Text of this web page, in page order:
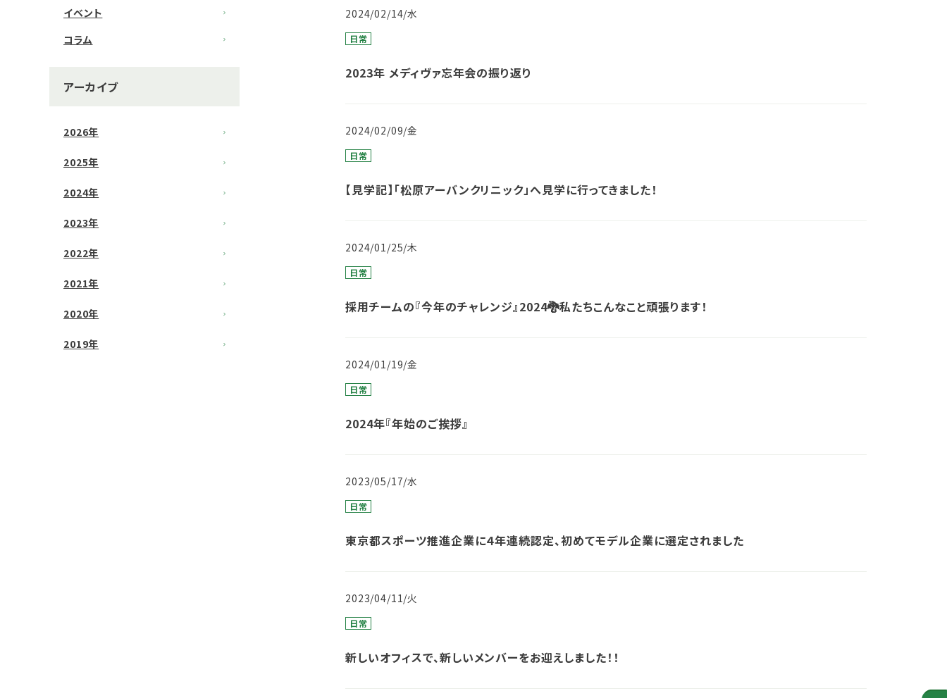
イベント
コラム
アーカイブ
2026年
2025年
2024年
2023年
2022年
2021年
2020年
2019年
2024/02/14/水
日常
2023年 メディヴァ忘年会の振り返り
2024/02/09/金
日常
【見学記】「松原アーバンクリニック」へ見学に行ってきました！
2024/01/25/木
日常
採用チームの『今年のチャレンジ』2024🐉私たちこんなこと頑張ります！
2024/01/19/金
日常
2024年『年始のご挨拶』
2023/05/17/水
日常
東京都スポーツ推進企業に４年連続認定、初めてモデル企業に選定されました
2023/04/11/火
日常
新しいオフィスで、新しいメンバーをお迎えしました！！